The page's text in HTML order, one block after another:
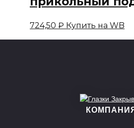
724,50 ₽ Купить на WB